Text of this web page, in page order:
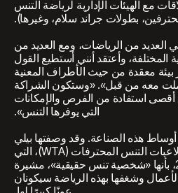
مع الهيئات الإدارية لرياضة التنس
بطولات جراند سلام، وغيرها).
العديد من الرياضات، ومع العديد من
المختلفة، وأعتقد أنني أستطيع القول
بيئة معقدة من حيث الأطراف المعنية
معه من قبل». «وستكون الشراكة
أقصى استفادة من الفرص والإمكانات
التي يوفرها التنس».
أوساط هذه الصناعة. وقد وصفتها بيلي
جين كينغ، مؤسسة رابطة لاعبات التنس المحترفات (WTA)، التي
تعرف كاميلو منذ عام 2019، بأنها «شخصية تنس حقيقية»، مشيرة
وشغفها بهذه الرياضة سيكونان